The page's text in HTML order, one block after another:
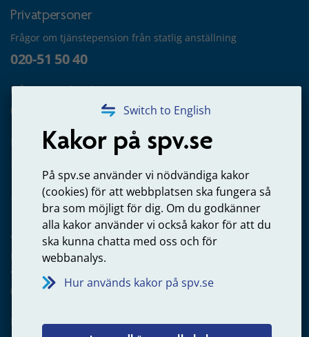
Switch to English
Kakor på spv.se
På spv.se använder vi nödvändiga kakor
(cookies) för att webbplatsen ska fungera så
bra som möjligt för dig. Om du godkänner
alla kakor använder vi också kakor för att du
ska kunna chatta med oss och för
webbanalys.
Hur används kakor på spv.se
Privatpersoner
Frågor om tjänstepension från statlig anställning
020-51 50 40
Frågor om utbetalning
020-65 00 65
Kontakta oss
Arbetsgivare
Frågor om administration av tjänstepension från statlig
anställning
060-18 75 03
Kontakta oss